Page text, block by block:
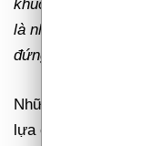
khúc cùng mức giá
là những ưu thế
đứng vững chắc
Những năm gần
lựa chọn các mẫu